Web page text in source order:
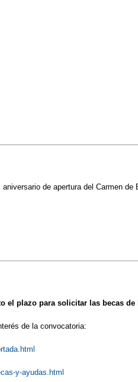
de apertura del Carmen
el plazo para solicitar las becas
de la convocatoria:
y-ayudas.html